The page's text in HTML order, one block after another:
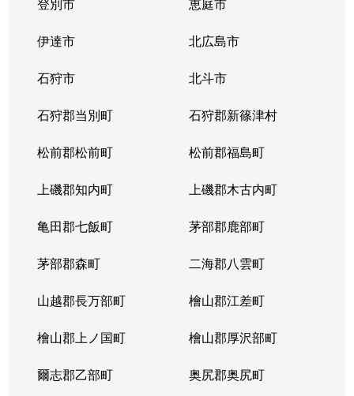
北４６条東
栄町(札幌)
北４６条東
栄町(札幌)
東苗穂５条
元町(札幌)
伏古４条
環状通東
本町２条
環状通東
伊達市 北広島市
石狩市 北斗市
石狩郡当別町 石狩郡新篠津村
松前郡松前町 松前郡福島町
上磯郡知内町 上磯郡木古内町
亀田郡七飯町 茅部郡鹿部町
茅部郡森町 二海郡八雲町
山越郡長万部町 檜山郡江差町
檜山郡上ノ国町 檜山郡厚沢部町
爾志郡乙部町 奥尻郡奥尻町